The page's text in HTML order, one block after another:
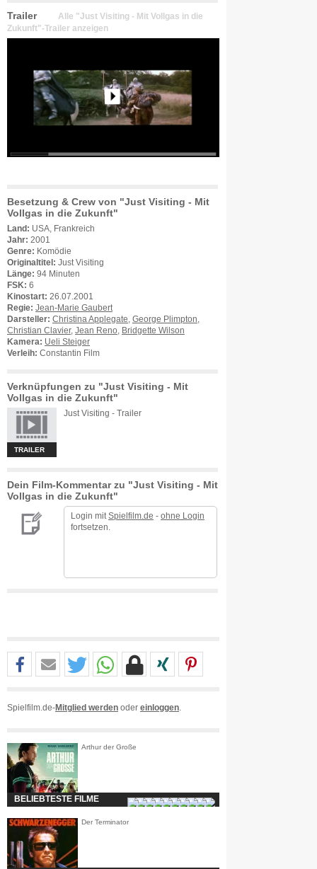
Trailer
Alle "Just Visiting - Mit Vollgas in die
Zukunft"-Trailer anzeigen
Besetzung & Crew von "Just Visiting - Mit
Vollgas in die Zukunft"
Land: USA, Frankreich
Jahr: 2001
Genre: Komödie
Originaltitel: Just Visiting
Länge: 94 Minuten
FSK: 6
Kinostart: 26.07.2001
Regie: Jean-Marie Gaubert
Darsteller: Christina Applegate George Plimpton
Christian Clavier, Jean Reno
Bridgette Wilson
Kamera: Ueli Steiger
Verleih: Constantin Film
Verknüpfungen zu "Just Visiting - Mit
Vollgas in die Zukunft"
TRAILER
Just Visiting - Trailer
Dein Film-Kommentar zu "Just Visiting - Mit
Vollgas in die Zukunft"
Login mit Spielfilm.de - ohne Login
fortsetzen.
Spielfilm.de-Mitglied werden oder einloggen
Arthur der Große
BELIEBTESTE FILME
Der Terminator